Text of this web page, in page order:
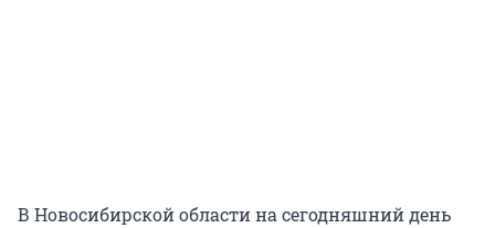
В Новосибирской области на сегодняшний день